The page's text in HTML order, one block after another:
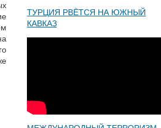
ТУРЦИЯ РВЁТСЯ НА ЮЖНЫЙ
КАВКАЗ